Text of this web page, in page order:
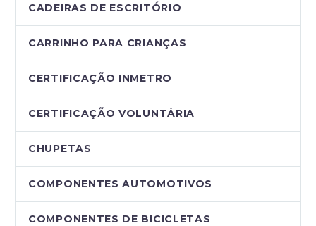
CADEIRAS DE ESCRITÓRIO
CARRINHO PARA CRIANÇAS
CERTIFICAÇÃO INMETRO
CERTIFICAÇÃO VOLUNTÁRIA
CHUPETAS
COMPONENTES AUTOMOTIVOS
COMPONENTES DE BICICLETAS